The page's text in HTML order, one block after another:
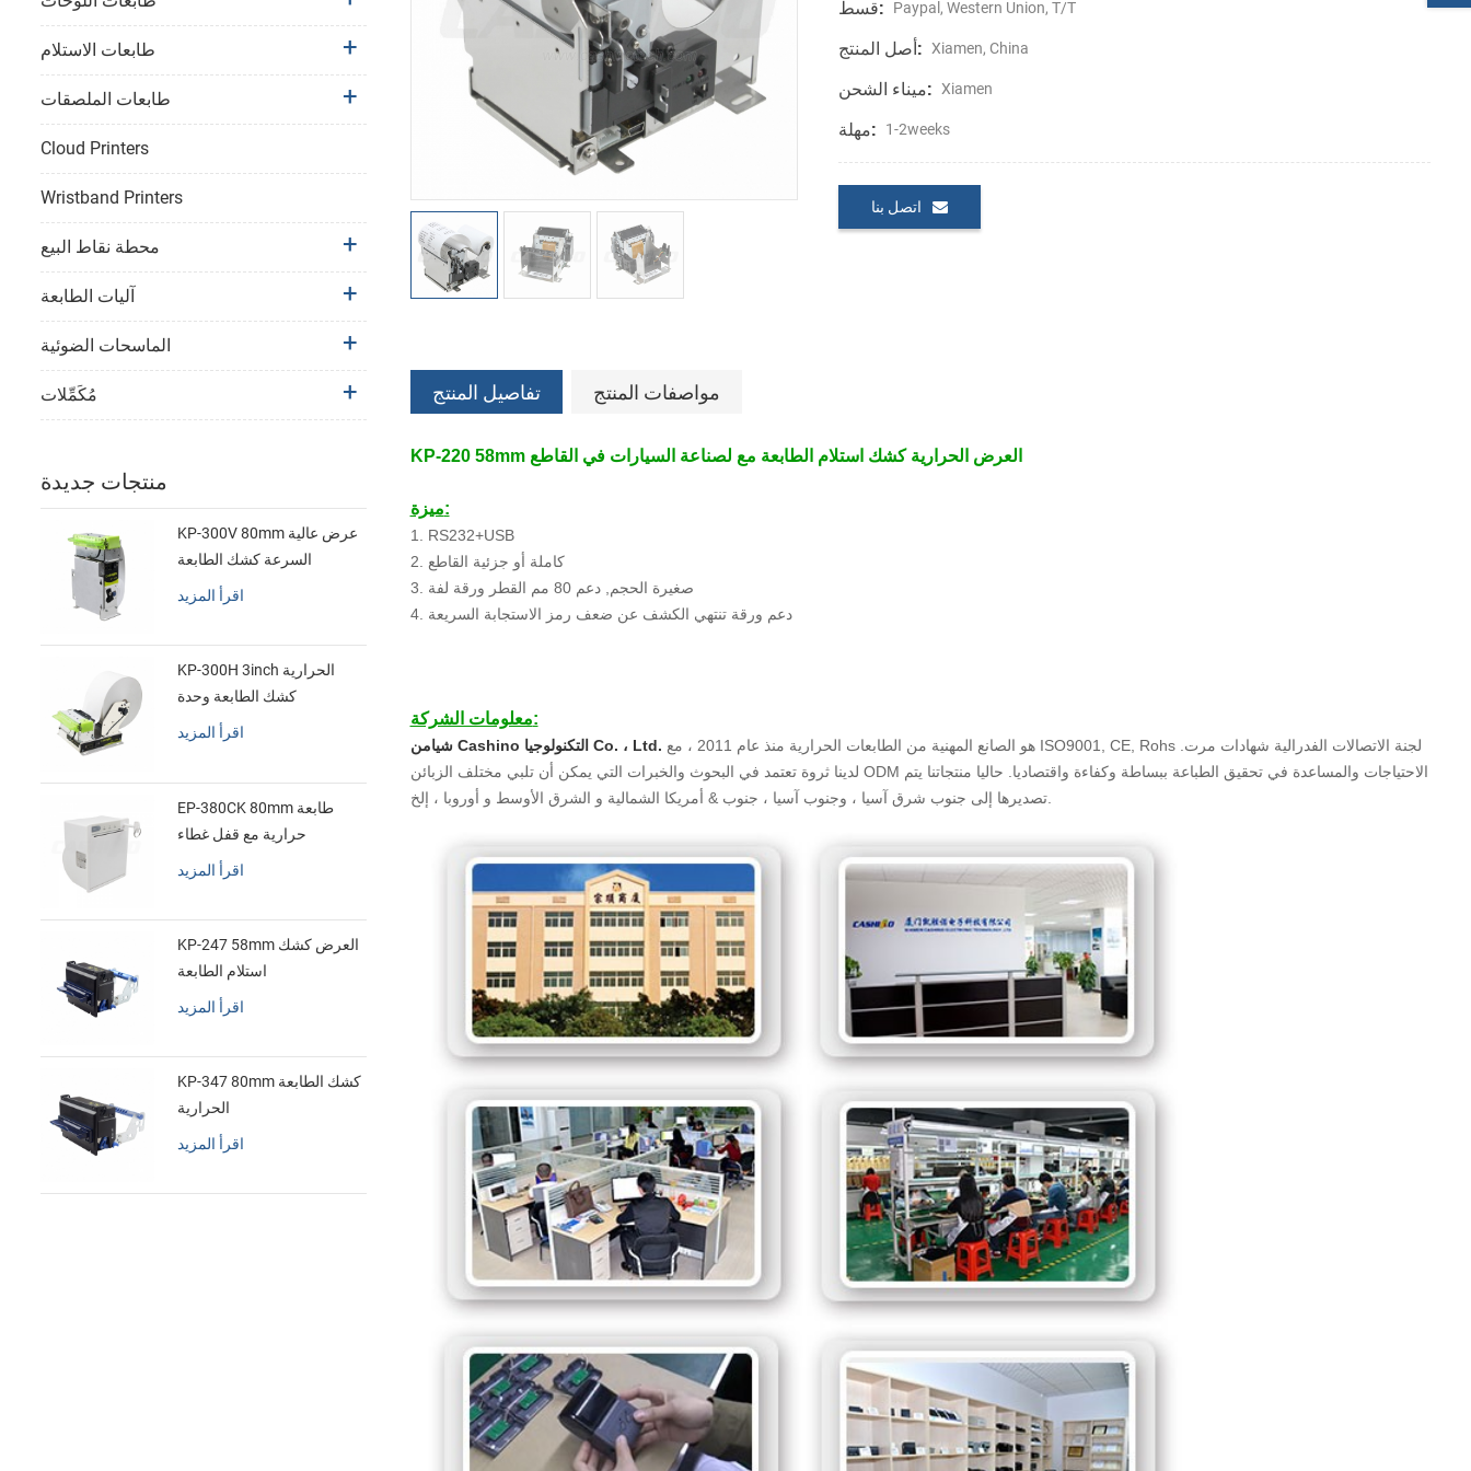
قسط: Paypal, Western Union, T/T
أصل المنتج: Xiamen, China
ميناء الشحن: Xiamen
مهلة: 1-2weeks
اتصل بنا
تفاصيل المنتج مواصفات المنتج
KP-220 58mm العرض الحرارية كشك استلام الطابعة مع لصناعة السيارات في القاطع
ميزة:
1. RS232+USB
2. كاملة أو جزئية القاطع
3. صغيرة الحجم, دعم 80 مم القطر ورقة لفة
4. دعم ورقة تنتهي الكشف عن ضعف رمز الاستجابة السريعة
معلومات الشركة:
شيامن Cashino التكنولوجيا Co. ، Ltd.
لدينا ثروة تعتمد في البحوث والخبرات التي يمكن أن تلبي مختلف الزبائن ODM الاحتياجات والمساعدة في تحقيق الطباعة ببساطة وكفاءة واقتصاديا. حاليا منتجاتنا يتم
تصديرها إلى جنوب شرق آسيا ، وجنوب آسيا ، جنوب & أمريكا الشمالية و الشرق الأوسط و أوروبا ، إلخ.
طابعات الاستلام
طابعات الملصقات
Cloud Printers
Wristband Printers
محطة نقاط البيع
آليات الطابعة
الماسحات الضوئية
مُكَمِّلات
منتجات جديدة
KP-300V 80mm عرض عالية
السرعة كشك الطابعة
الحرارية
اقرأ المزيد
KP-300H 3inch الحرارية
كشك الطابعة وحدة
اقرأ المزيد
EP-380CK 80mm طابعة
حرارية مع قفل غطاء
اقرأ المزيد
KP-247 58mm العرض كشك
استلام الطابعة
اقرأ المزيد
KP-347 80mm كشك الطابعة
الحرارية
اقرأ المزيد